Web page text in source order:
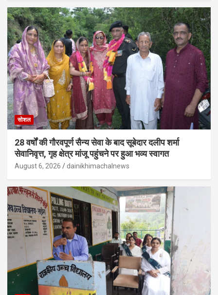
सोशल
28 वर्षों की गौरवपूर्ण सैन्य सेवा के बाद सूबेदार दलीप शर्मा
सेवानिवृत्त, गृह क्षेत्र मांजू पहुंचने पर हुआ भव्य स्वागत
August 6, 2026 dainikhimachalnews